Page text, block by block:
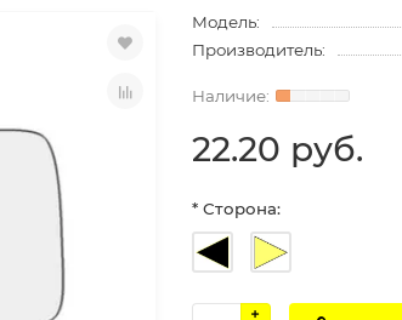
Модель:
Производитель:
22.20 руб.
* Сторона: